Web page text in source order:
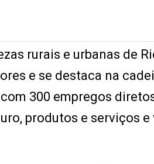
rurais e urbanas de
e se destaca na
300 empregos
produtos e serviços e